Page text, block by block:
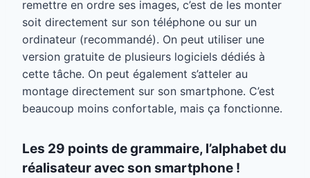
remettre en ordre ses images, c’est de les monter
soit directement sur son téléphone ou sur un
ordinateur (recommandé). On peut utiliser une
version gratuite de plusieurs logiciels dédiés à
cette tâche. On peut également s’atteler au
montage directement sur son smartphone. C’est
beaucoup moins confortable, mais ça fonctionne.
Les 29 points de grammaire, l’alphabet du
réalisateur avec son smartphone !